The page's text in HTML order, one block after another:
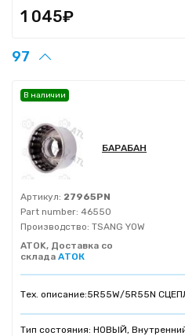
1 045₽
97
БАРАБАН
Артикул: 27965PN
Part number: 46550
Производство: TSANG YOW
ATOK, Доставка со
склада АТОК
Тех. описание:5R55W/5R55N
Тип состояния: НОВЫЙ,
В наличии